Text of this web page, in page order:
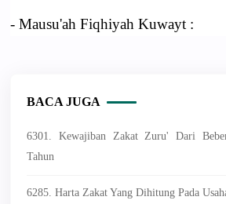
- Mausu'ah Fiqhiyah Kuwayt :
BACA JUGA
6301. Kewajiban Zakat Zuru' Dari
Tahun
6285. Harta Zakat Yang Dihitung Pada